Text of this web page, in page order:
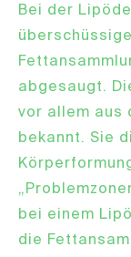
Bei der
abgesaugt.
vor allem aus
bekannt. Sie
bei einem
die